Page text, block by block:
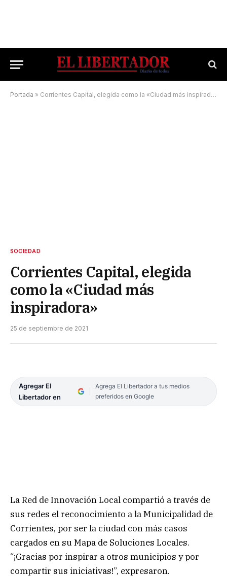
Portada » Corrientes Capital, elegida como la «Ciudad más inspiradora»
SOCIEDAD
Corrientes Capital, elegida
como la «Ciudad más
inspiradora»
25 de septiembre de 2021
Agregar El
Libertador en
Agrega El Libertador a tus medios
preferidos en Google
La Red de Innovación Local compartió a través de
sus redes el reconocimiento a la Municipalidad de
Corrientes, por ser la ciudad con más casos
cargados en su Mapa de Soluciones Locales.
“¡Gracias por inspirar a otros municipios y por
compartir sus iniciativas!”, expresaron.